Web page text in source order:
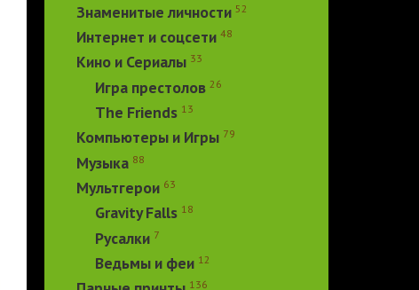
Знаменитые личности 52
Интернет и соцсети 48
Кино и Сериалы 33
Игра престолов 26
The Friends 13
Компьютеры и Игры 79
Музыка 88
Мультгерои 63
Gravity Falls 18
Русалки 7
Ведьмы и феи 12
136